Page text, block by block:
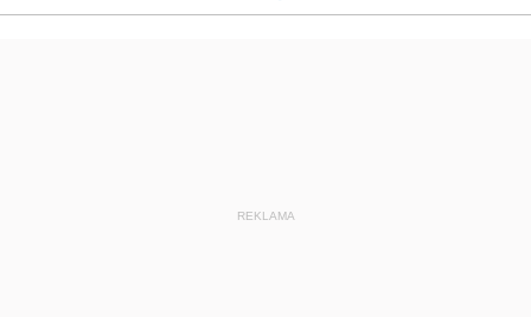
REKLAMA